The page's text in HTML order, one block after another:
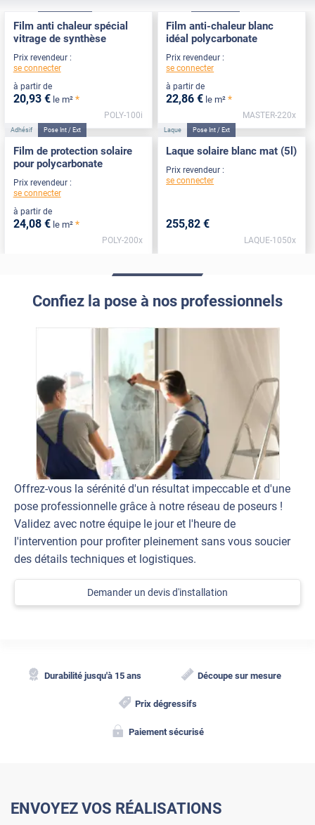
Film anti chaleur spécial
vitrage de synthèse
Prix revendeur :
se connecter
à partir de
20,93 € le m² *
POLY-100i
Film anti-chaleur blanc
idéal polycarbonate
Prix revendeur :
se connecter
à partir de
22,86 € le m² *
MASTER-220x
Adhésif Pose Int / Ext
Film de protection solaire
pour polycarbonate
Prix revendeur :
se connecter
à partir de
24,08 € le m² *
POLY-200x
Laque Pose Int / Ext
Laque solaire blanc mat (5l)
Prix revendeur :
se connecter
255,82 €
LAQUE-1050x
Confiez la pose à nos professionnels
Offrez-vous la sérénité d'un résultat impeccable et d'une
pose professionnelle grâce à notre réseau de poseurs !
Validez avec notre équipe le jour et l'heure de
l'intervention pour profiter pleinement sans vous soucier
des détails techniques et logistiques.
Demander un devis d'installation
Durabilité jusqu'à 15 ans Découpe sur mesure
Prix dégressifs
Paiement sécurisé
ENVOYEZ VOS RÉALISATIONS